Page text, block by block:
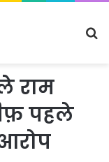
राम
पहले